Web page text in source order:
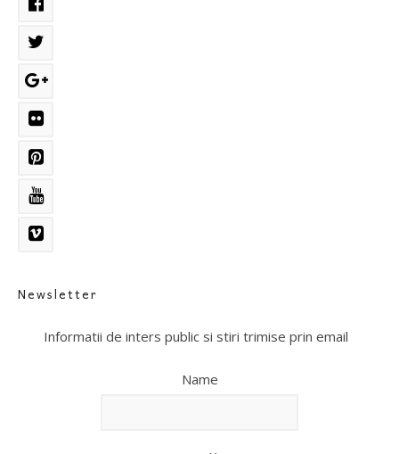
Newsletter
Informatii de inters public si stiri trimise prin email
Name